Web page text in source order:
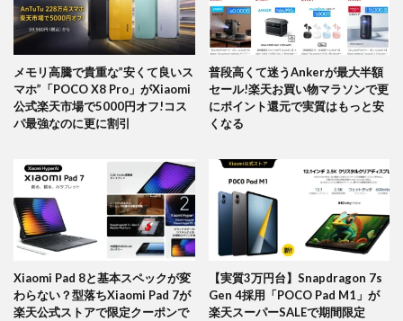
メモリ高騰で貴重な”安くて良いス
マホ”「POCO X8 Pro」がXiaomi
公式楽天市場で5000円オフ!コス
パ最強なのに更に割引
普段高くて迷うAnkerが最大半額
セール!楽天お買い物マラソンで更
にポイント還元で実質はもっと安
くなる
Xiaomi Pad 8と基本スペックが変
わらない？型落ちXiaomi Pad 7が
楽天公式ストアで限定クーポンで
【実質3万円台】Snapdragon 7s
Gen 4採用「POCO Pad M1」が
楽天スーパーSALEで期間限定